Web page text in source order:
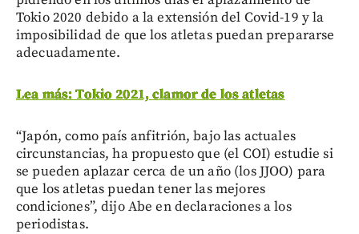
Tokio 2020 debido a la extensión del Covid-19 y la
imposibilidad de que los atletas puedan prepararse
adecuadamente.
Lea más: Tokio 2021, clamor de los atletas
“Japón, como país anfitrión, bajo las actuales
circunstancias, ha propuesto que (el COI) estudie si
se pueden aplazar cerca de un año (los JJOO) para
que los atletas puedan tener las mejores
condiciones”, dijo Abe en declaraciones a los
periodistas.